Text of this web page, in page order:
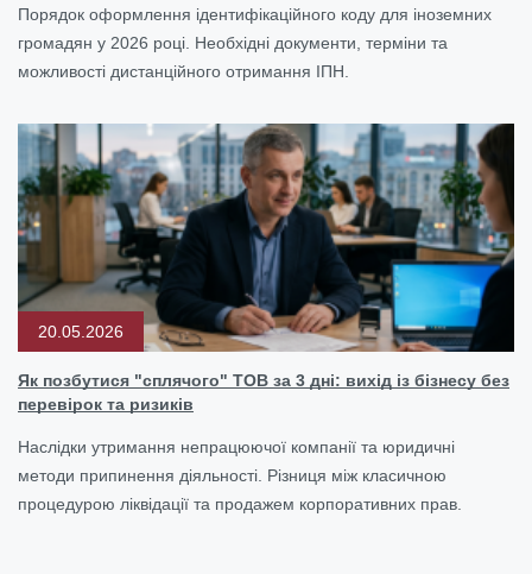
Порядок оформлення ідентифікаційного коду для іноземних
громадян у 2026 році. Необхідні документи, терміни та
можливості дистанційного отримання ІПН.
20.05.2026
Як позбутися "сплячого" ТОВ за 3 дні: вихід із бізнесу без
перевірок та ризиків
Наслідки утримання непрацюючої компанії та юридичні
методи припинення діяльності. Різниця між класичною
процедурою ліквідації та продажем корпоративних прав.